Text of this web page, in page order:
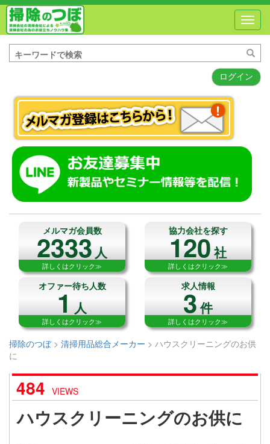
ログイン
メルマガ会員数
2333人
詳しくはクリック≫
協力会社を探す
120社
詳しくはクリック≫
オファー待ち人数
1人
詳しくはクリック≫
求人情報
3件
詳しくはクリック≫
掃除のつぼ> 清掃用品総合メーカー > ハウスクリーニングのお供
に
484 VIEWS
ハウスクリーニングのお供に